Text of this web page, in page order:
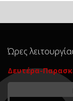
Ώρες
Δευτέρα-